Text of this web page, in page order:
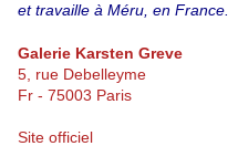
et travaille à Méru, en France.
Galerie Karsten Greve
5, rue Debelleyme
Fr - 75003 Paris
Site officiel